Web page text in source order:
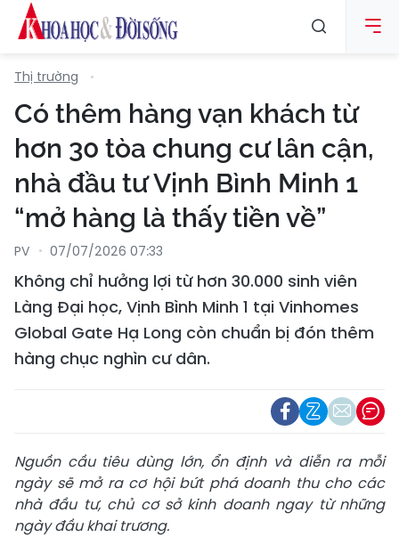
Thị trường
Có thêm hàng vạn khách từ
hơn 30 tòa chung cư lân cận,
nhà đầu tư Vịnh Bình Minh 1
“mở hàng là thấy tiền về”
PV 07/07/2026 07:33
Không chỉ hưởng lợi từ hơn 30.000 sinh viên
Làng Đại học, Vịnh Bình Minh 1 tại Vinhomes
Global Gate Hạ Long còn chuẩn bị đón thêm
hàng chục nghìn cư dân.
Nguồn cầu tiêu dùng lớn, ổn định và diễn ra mỗi
ngày sẽ mở ra cơ hội bứt phá doanh thu cho các
nhà đầu tư, chủ cơ sở kinh doanhngay từ những
ngày đầu khai trương.